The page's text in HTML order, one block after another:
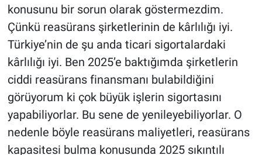
konusunu bir sorun olarak göstermezdim.
Çünkü reasürans şirketlerinin de kârlılığı iyi.
Türkiye’nin de şu anda ticari sigortalardaki
kârlılığı iyi. Ben 2025’e baktığımda şirketlerin
ciddi reasürans finansmanı bulabildiğini
görüyorum ki çok büyük işlerin sigortasını
yapabiliyorlar. Bu sene de yenileyebiliyorlar. O
nedenle böyle reasürans maliyetleri, reasürans
kapasitesi bulma konusunda 2025 sıkıntılı